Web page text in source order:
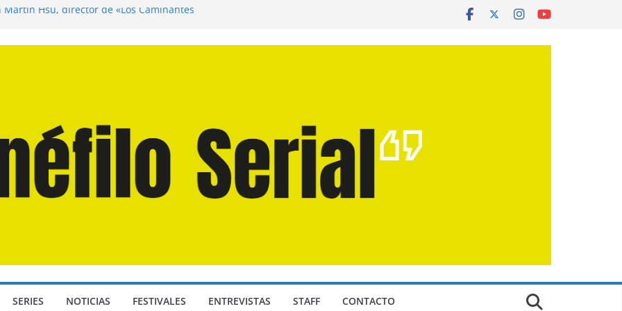
Martín Hsu, director de «Los Caminantes
SERIES NOTICIAS FESTIVALES ENTREVISTAS STAFF CONTACTO